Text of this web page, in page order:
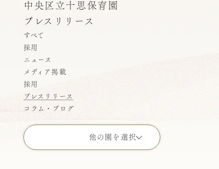
中央区立十思保育園
プレスリリース
すべて
採用
ニュース
メディア掲載
採用
プレスリリース
コラム・ブログ
他の園を選択